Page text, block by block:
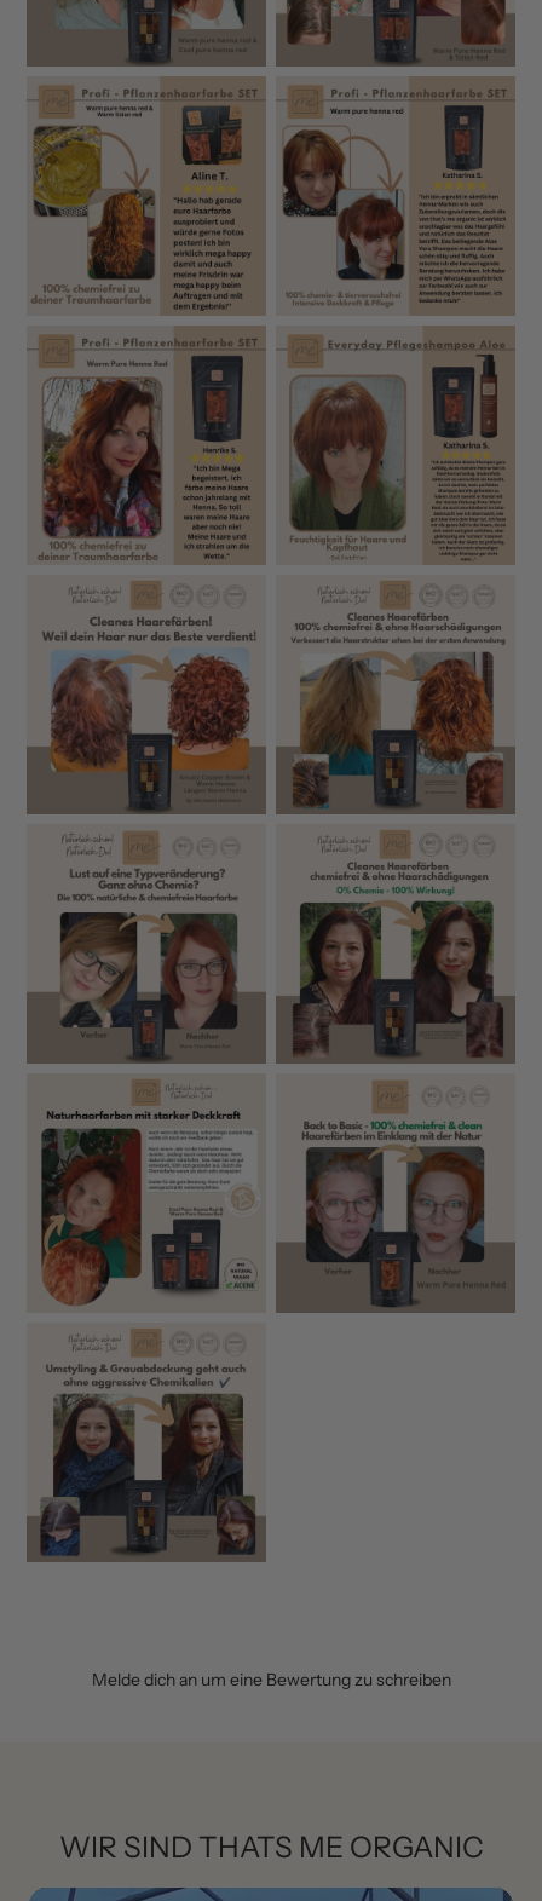
Melde dich an um eine Bewertung zu schreiben
WIR SIND THATS ME ORGANIC